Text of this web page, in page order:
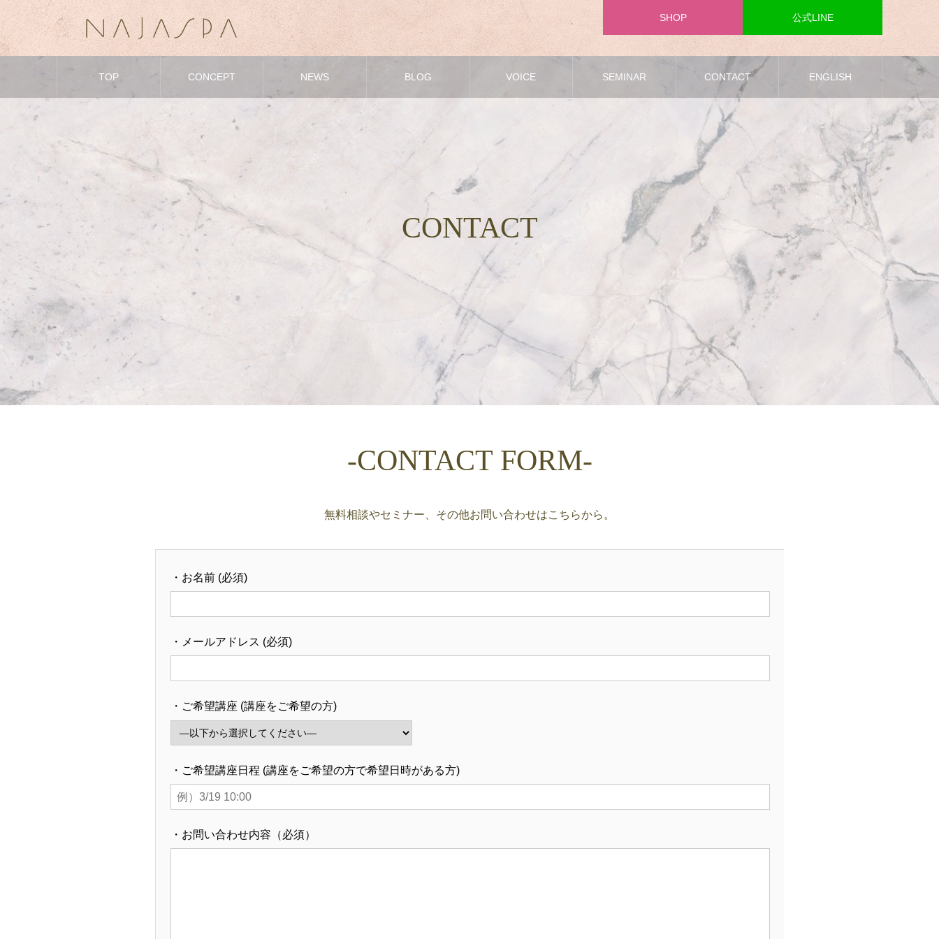
SHOP 公式LINE
TOP CONCEPT NEWS BLOG VOICE SEMINAR CONTACT ENGLISH
CONTACT
-CONTACT FORM-
無料相談やセミナー、その他お問い合わせはこちらから。
・お名前 (必須)
・メールアドレス (必須)
・ご希望講座 (講座をご希望の方)
・ご希望講座日程 (講座をご希望の方で希望日時がある方)
・お問い合わせ内容（必須）